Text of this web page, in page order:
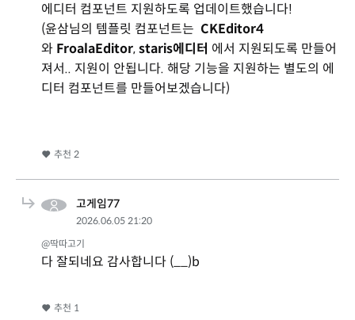
에디터 컴포넌트 지원하도록 업데이트했습니다!
(윤삼님의 템플릿 컴포넌트는 CKEditor4
와 FroalaEditor,staris에디터 에서 지원되도록 만들어
져서.. 지원이 안됩니다. 해당 기능을 지원하는 별도의 에
디터 컴포넌트를 만들어보겠습니다)
추천 2
고게임77
2026.06.05 21:20
@딱따고기
다 잘되네요 감사합니다 (__)b
추천 1